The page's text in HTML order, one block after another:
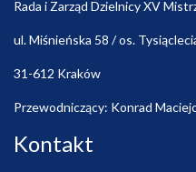
Rada i Zarząd Dzielnicy XV
ul. Miśnieńska 58 / os.
31-612 Kraków
Przewodniczący: Konrad
Kontakt